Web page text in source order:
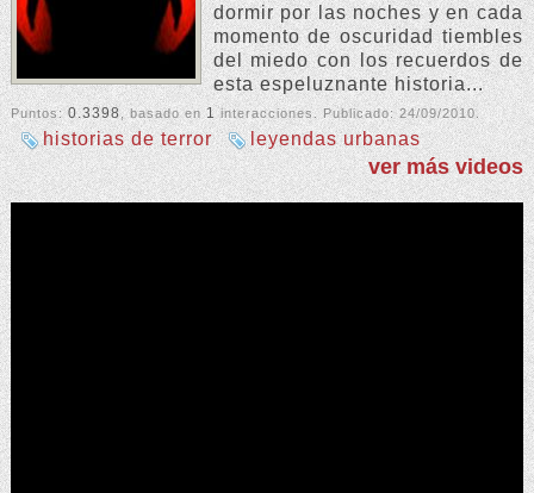
dormir por las noches y en cada
momento de oscuridad tiembles
del miedo con los recuerdos de
esta espeluznante historia...
Puntos: 0.3398, basado en1 interacciones. Publicado:24/09/2010.
historias de terror leyendas urbanas
ver más videos